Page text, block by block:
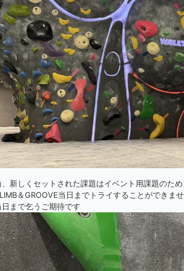
、新しくセットされた課題はイベント用課題のた
＆GROOVE当日までトライすることができま
日まで乞うご期待です